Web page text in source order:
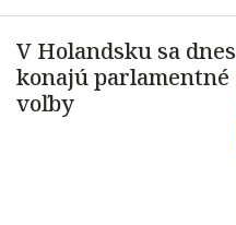
V Holandsku sa dnes
konajú parlamentné
voľby